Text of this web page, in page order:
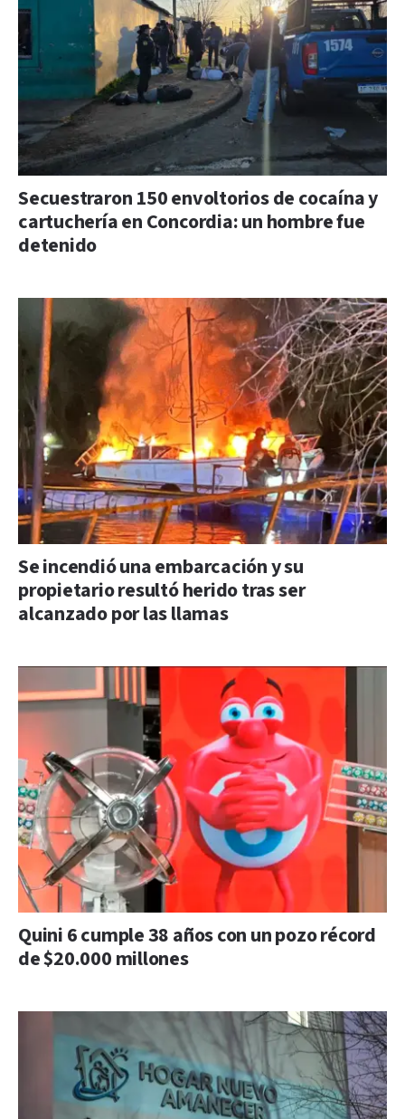
Secuestraron 150 envoltorios de cocaína y
cartuchería en Concordia: un hombre fue
detenido
Se incendió una embarcación y su
propietario resultó herido tras ser
alcanzado por las llamas
Quini 6 cumple 38 años con un pozo récord
de $20.000 millones